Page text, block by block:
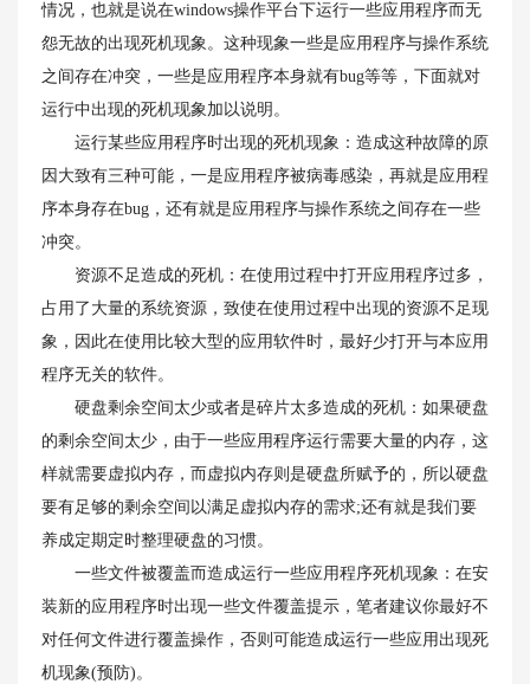
情况，也就是说在windows操作平台下运行一些应用程序而无
怨无故的出现死机现象。这种现象一些是应用程序与操作系统
之间存在冲突，一些是应用程序本身就有bug等等，下面就对
运行中出现的死机现象加以说明。
运行某些应用程序时出现的死机现象：造成这种故障的原
因大致有三种可能，一是应用程序被病毒感染，再就是应用程
序本身存在bug，还有就是应用程序与操作系统之间存在一些
冲突。
资源不足造成的死机：在使用过程中打开应用程序过多，
占用了大量的系统资源，致使在使用过程中出现的资源不足现
象，因此在使用比较大型的应用软件时，最好少打开与本应用
程序无关的软件。
硬盘剩余空间太少或者是碎片太多造成的死机：如果硬盘
的剩余空间太少，由于一些应用程序运行需要大量的内存，这
样就需要虚拟内存，而虚拟内存则是硬盘所赋予的，所以硬盘
要有足够的剩余空间以满足虚拟内存的需求;还有就是我们要
养成定期定时整理硬盘的习惯。
一些文件被覆盖而造成运行一些应用程序死机现象：在安
装新的应用程序时出现一些文件覆盖提示，笔者建议你最好不
对任何文件进行覆盖操作，否则可能造成运行一些应用出现死
机现象(预防)。